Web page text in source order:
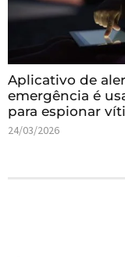
Aplicativo de
emergência é
para espionar
24/03/2026